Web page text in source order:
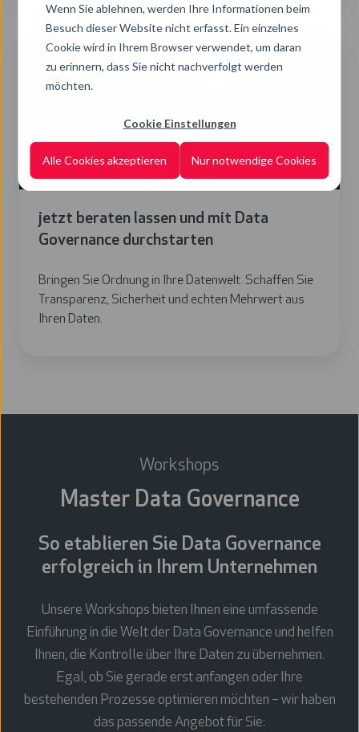
Wenn Sie ablehnen, werden Ihre Informationen beim
Besuch dieser Website nicht erfasst. Ein einzelnes
Cookie wird in Ihrem Browser verwendet, um daran
zu erinnern, dass Sie nicht nachverfolgt werden
möchten.
Cookie Einstellungen
Alle Cookies akzeptieren Nur notwendige Cookies
beraten
lassen
Data
Governance
jetzt beraten lassen und mit Data
Governance durchstarten
Bringen Sie Ordnung in Ihre Datenwelt. Schaffen Sie
Transparenz, Sicherheit und echten Mehrwert aus
Ihren Daten.
Workshops
Master Data Governance
So etablieren Sie Data Governance
erfolgreich in Ihrem Unternehmen
Unsere Workshops bieten Ihnen eine umfassende
Einführung in die Welt der Data Governance und helfen
Ihnen, die Kontrolle über Ihre Daten zu übernehmen.
Egal, ob Sie gerade erst anfangen oder Ihre
bestehenden Prozesse optimieren möchten – wir haben
das passende Angebot für Sie: